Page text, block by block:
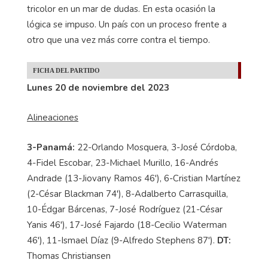
tricolor en un mar de dudas. En esta ocasión la
lógica se impuso. Un país con un proceso frente a
otro que una vez más corre contra el tiempo.
FICHA DEL PARTIDO
Lunes 20 de noviembre del 2023
Alineaciones
3-Panamá: 22-Orlando Mosquera, 3-José Córdoba,
4-Fidel Escobar, 23-Michael Murillo, 16-Andrés
Andrade (13-Jiovany Ramos 46'), 6-Cristian Martínez
(2-César Blackman 74'), 8-Adalberto Carrasquilla,
10-Édgar Bárcenas, 7-José Rodrí­guez (21-César
Yanis 46'), 17-José Fajardo (18-Cecilio Waterman
46'), 11-Ismael Díaz (9-Alfredo Stephens 87'). DT:
Thomas Christiansen